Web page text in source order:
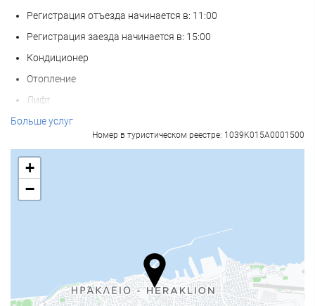
Регистрация отъезда начинается в: 11:00
Регистрация заезда начинается в: 15:00
Кондиционер
Отопление
Лифт
Доступ для лиц с ограниченной подвижностью
Номер для не курящих
Курение на всей территории запрещено
Круглосуточная стойка регистрации
Больше услуг
Номер в туристическом реестре: 1039K015A0001500
+
−